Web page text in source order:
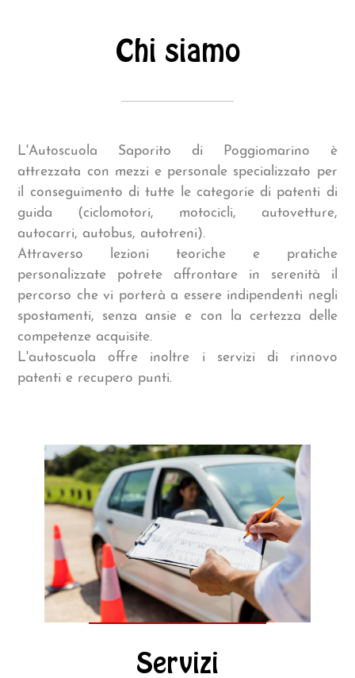
Chi siamo
L'Autoscuola Saporito di Poggiomarino è
attrezzata con mezzi e personale specializzato per
il conseguimento di tutte le categorie di patenti di
guida (ciclomotori, motocicli, autovetture,
autocarri, autobus, autotreni).
Attraverso lezioni teoriche e pratiche
personalizzate potrete affrontare in serenità il
percorso che vi porterà a essere indipendenti negli
spostamenti, senza ansie e con la certezza delle
competenze acquisite.
L'autoscuola offre inoltre i servizi di rinnovo
patenti e recupero punti.
Servizi